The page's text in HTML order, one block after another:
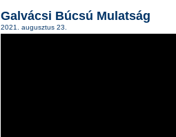
Galvácsi Búcsú Mulatság
2021. augusztus 23.